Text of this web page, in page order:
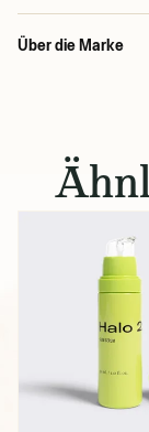
Über die Marke